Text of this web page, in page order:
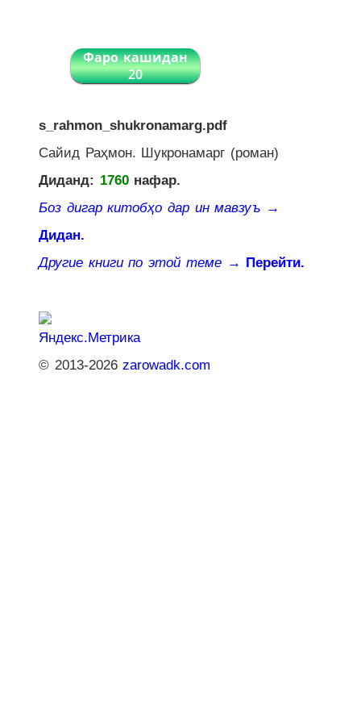
Фаро кашидан
20
s_rahmon_shukronamarg.pdf
Сайид Раҳмон. Шукронамарг (роман)
Диданд: 1760нафар.
Боз дигар китобҳо дар ин мавзуъ →
Дидан.
Другие книги по этой теме → Перейти.
© 2013-2026zarowadk.com